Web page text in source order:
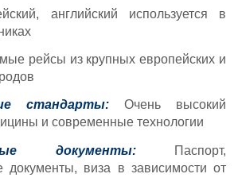
английский используется в
рейсы из крупных европейских и
стандарты: Очень высокий
и современные технологии
документы:
Паспорт,
документы, виза в зависимости от